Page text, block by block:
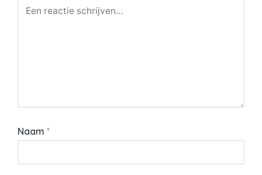
Naam *